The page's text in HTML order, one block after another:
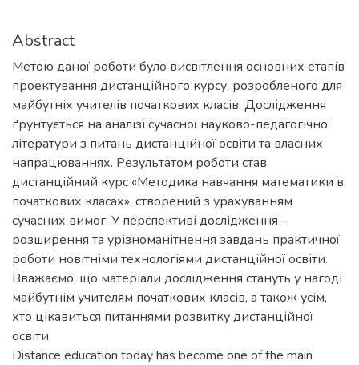
Abstract
Метою даної роботи було висвітлення основних етапів
проектування дистанційного курсу, розробленого для
майбутніх учителів початкових класів. Дослідження
ґрунтується на аналізі сучасної науково-педагогічної
літератури з питань дистанційної освіти та власних
напрацюваннях. Результатом роботи став
дистанційний курс «Методика навчання математики в
початкових класах», створений з урахуванням
сучасних вимог. У перспективі дослідження –
розширення та урізноманітнення завдань практичної
роботи новітніми технологіями дистанційної освіти.
Вважаємо, що матеріали дослідження стануть у нагоді
майбутнім учителям початкових класів, а також усім,
хто цікавиться питаннями розвитку дистанційної
освіти.
Distance education today has become one of the main